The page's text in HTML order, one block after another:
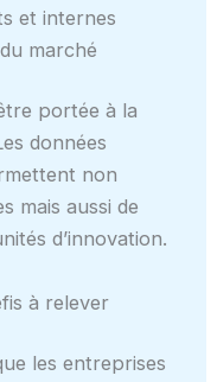
et internes
marché
portée à la
données
non
mais aussi de
d’innovation.
à relever
les entreprises